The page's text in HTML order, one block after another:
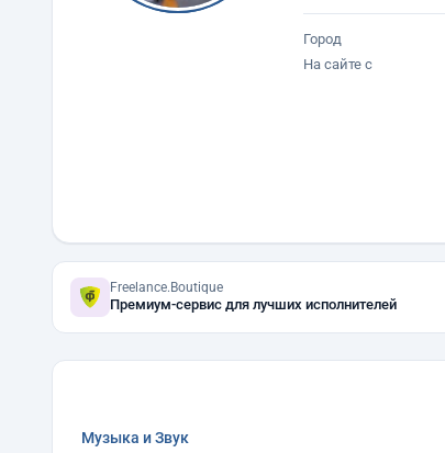
Город
На сайте с
Freelance.Boutique
Премиум-сервис для лучших исполнителей
Музыка и Звук